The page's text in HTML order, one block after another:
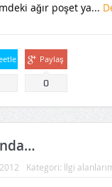
ağır poşet ya...
Paylaş
0
Kategori: İlgi